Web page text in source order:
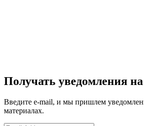
Получать уведомления
Введите e-mail, и мы пришлем
материалах.